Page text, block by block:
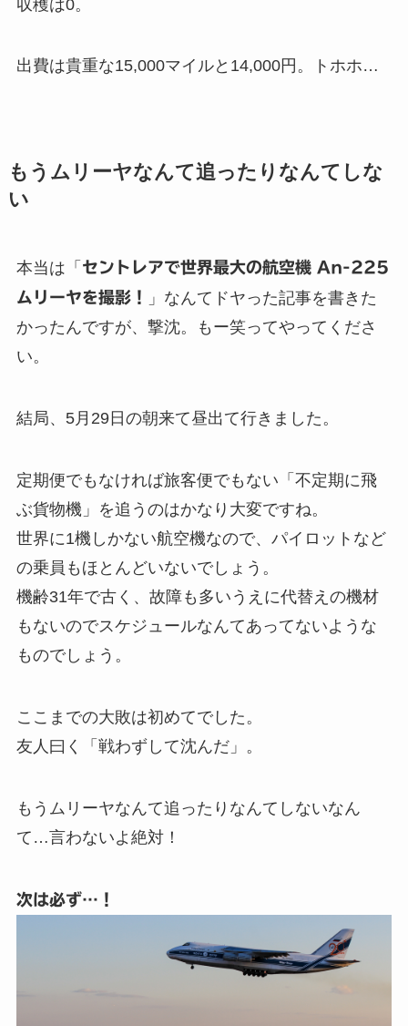
収穫は0。
出費は貴重な15,000マイルと14,000円。トホホ…
もうムリーヤなんて追ったりなんてしな
い
本当は「 セントレアで世界最大の航空機 An-225
ムリーヤを撮影！
」なんてドヤった記事を書きた
かったんですが、撃沈。もー笑ってやってくださ
い。
結局、5月29日の朝来て昼出て行きました。
定期便でもなければ旅客便でもない「不定期に飛
ぶ貨物機」を追うのはかなり大変ですね。
世界に1機しかない航空機なので、パイロットなど
の乗員もほとんどいないでしょう。
機齢31年で古く、故障も多いうえに代替えの機材
もないのでスケジュールなんてあってないような
ものでしょう。
ここまでの大敗は初めてでした。
友人曰く「戦わずして沈んだ」。
もうムリーヤなんて追ったりなんてしないなん
て…言わないよ絶対！
次は必ず…！